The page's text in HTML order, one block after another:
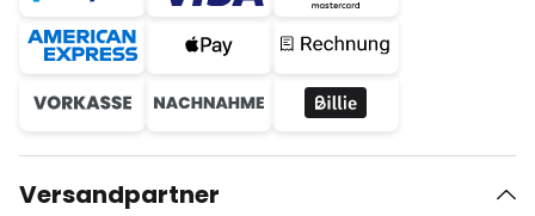
Versandpartner